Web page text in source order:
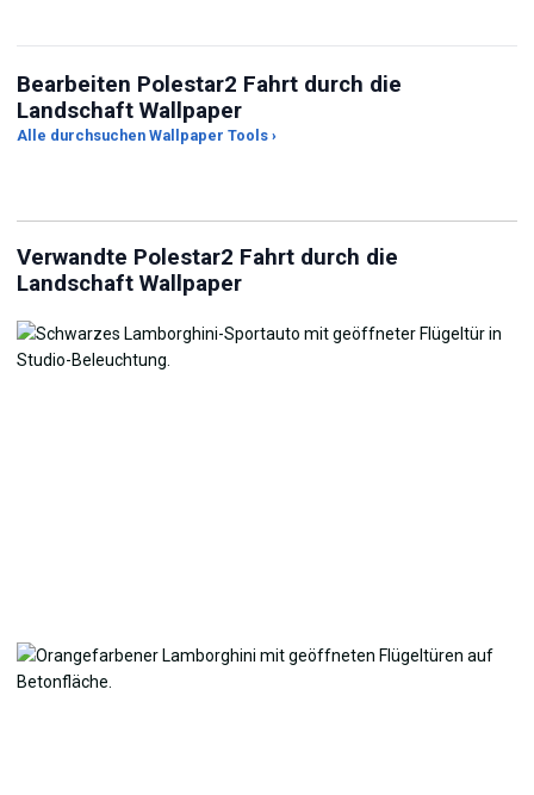
Bearbeiten Polestar2 Fahrt durch die
Landschaft Wallpaper
Alle durchsuchen Wallpaper Tools ›
Seitenverhältnis-
Beschneider
JPG-zu-PNG-Konverter
Verwandte Polestar2 Fahrt durch die
Landschaft Wallpaper